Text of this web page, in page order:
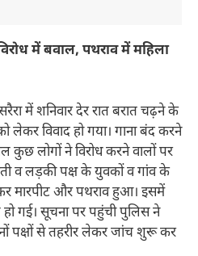
में बवाल, पथराव में महिला
में शनिवार देर रात बरात चढ़ने के
लेकर विवाद हो गया। गाना बंद करने
कुछ लोगों ने विरोध करने वालों पर
व लड़की पक्ष के युवकों व गांव के
मारपीट और पथराव हुआ। इसमें
गई। सूचना पर पहुंची पुलिस ने
पक्षों से तहरीर लेकर जांच शुरू कर